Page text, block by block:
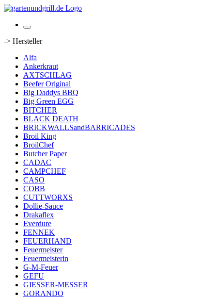
-> Hersteller
Alfa
Ankerkraut
AXTSCHLAG
Beefer Original
Big Daddys BBQ
Big Green EGG
BITCHER
BLACK DEATH
BRICKWALLSandBARRICADES
Broil King
BroilChef
Butcher Paper
CADAC
CAMPCHEF
CASO
COBB
CUTTWORXS
Dollie-Sauce
Drakaflex
Everdure
FENNEK
FEUERHAND
Feuermeister
Feuermeisterin
G-M-Feuer
GEFU
GIESSER-MESSER
GORANDO